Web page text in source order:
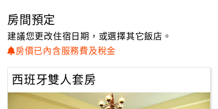
地
圖
顧
務
房間預定
建議您更改住宿日期，或選擇其它飯店。
房價已內含服務費及稅金
西班牙雙人套房